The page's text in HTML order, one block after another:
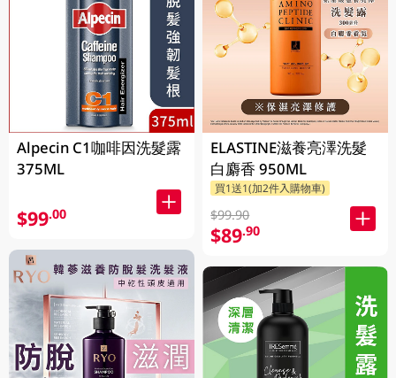
Alpecin C1咖啡因洗髮露
375ML
$99.00
ELASTINE滋養亮澤洗髮
白麝香 950ML
買1送1(加2件入購物車)
$99.90
$89.90